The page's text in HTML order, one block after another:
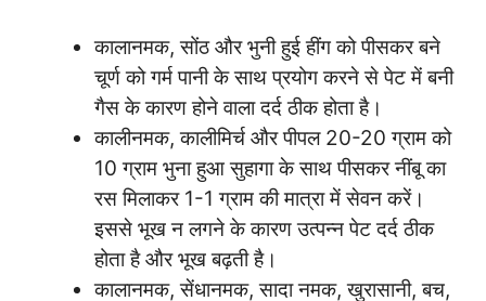
कालानमक, सोंठ और भुनी हुई हींग को पीसकर बने
चूर्ण को गर्म पानी के साथ प्रयोग करने से पेट में बनी
गैस के कारण होने वाला दर्द ठीक होता है।
कालीनमक, कालीमिर्च और पीपल 20-20 ग्राम को
10 ग्राम भुना हुआ सुहागा के साथ पीसकर नींबू का
रस मिलाकर 1-1 ग्राम की मात्रा में सेवन करें।
इससे भूख न लगने के कारण उत्पन्न पेट दर्द ठीक
होता है और भूख बढ़ती है।
कालानमक, सेंधानमक, सादा नमक, खुरासानी, बच,